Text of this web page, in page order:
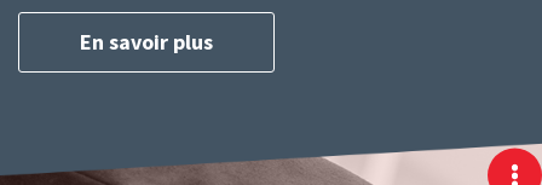
En savoir plus